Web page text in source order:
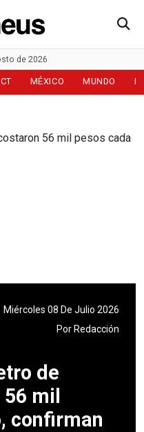
de 2026
MÉXICO MUNDO
Miércoles 08 De Julio 2026
Por Redacción
de
mil
confirman